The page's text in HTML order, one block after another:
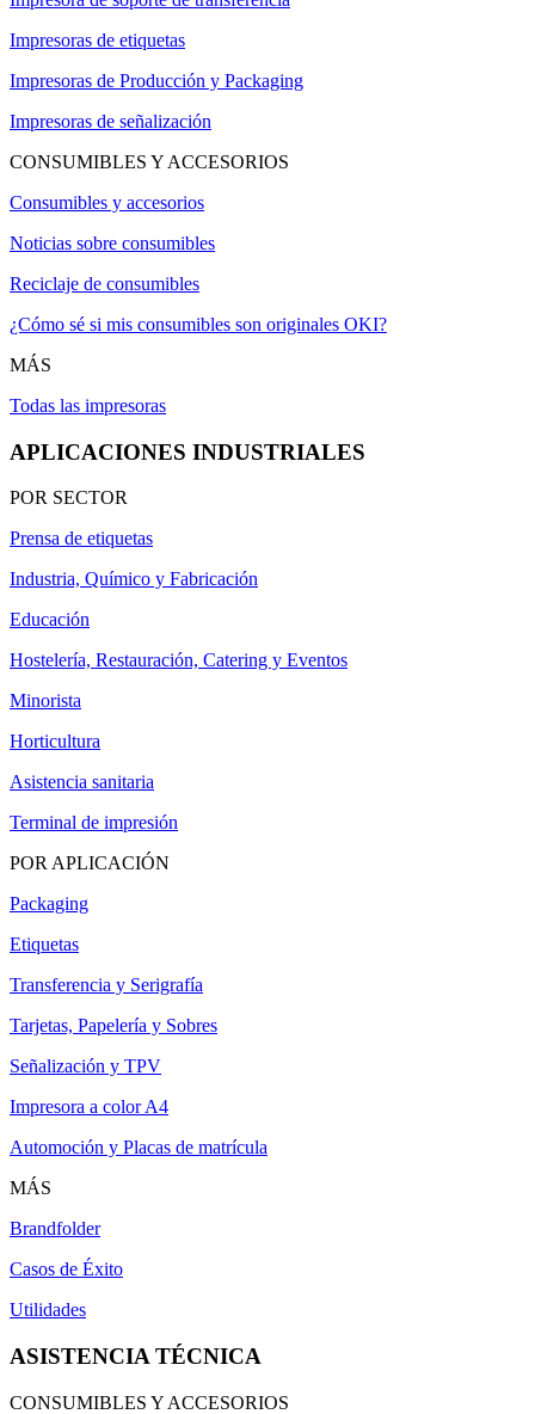
Impresoras de etiquetas
Impresoras de Producción y Packaging
Impresoras de señalización
CONSUMIBLES Y ACCESORIOS
Consumibles y accesorios
Noticias sobre consumibles
Reciclaje de consumibles
¿Cómo sé si mis consumibles son originales OKI?
MÁS
Todas las impresoras
APLICACIONES INDUSTRIALES
POR SECTOR
Prensa de etiquetas
Industria, Químico y Fabricación
Educación
Hostelería, Restauración, Catering y Eventos
Minorista
Horticultura
Asistencia sanitaria
Terminal de impresión
POR APLICACIÓN
Packaging
Etiquetas
Transferencia y Serigrafía
Tarjetas, Papelería y Sobres
Señalización y TPV
Impresora a color A4
Automoción y Placas de matrícula
MÁS
Brandfolder
Casos de Éxito
Utilidades
ASISTENCIA TÉCNICA
CONSUMIBLES Y ACCESORIOS